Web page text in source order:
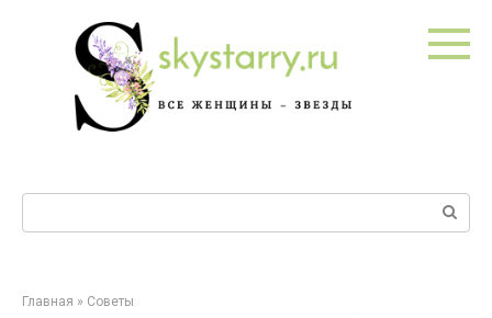
Поиск:
Главная » Советы